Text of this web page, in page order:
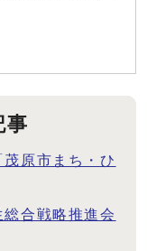
事
茂原市まち・ひ
合戦略推進会